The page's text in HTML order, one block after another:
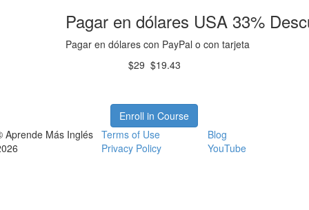
Pagar en dólares USA 33%
Pagar en dólares con PayPal o con tarjeta
$29 $19.43
Enroll in Course
Aprende Más Inglés
Terms of Use
Privacy Policy
Blog
YouTube